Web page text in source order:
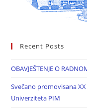
Recent Posts
OBAVJEŠTENJE O
Svečano promovisana
Univerziteta PIM